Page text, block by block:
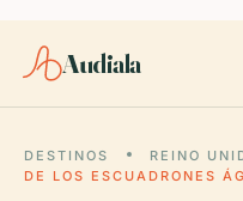
Audiala
DESTINOS REINO
DE LOS ESCUADRONES